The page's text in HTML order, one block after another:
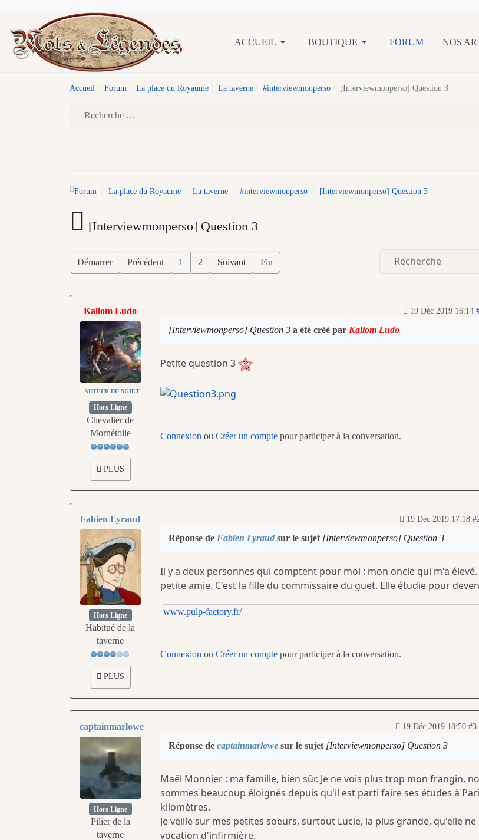
ACCUEIL BOUTIQUE FORUM NOS
Accueil Forum La place du Royaume La taverne #interviewmonperso [Interviewmonperso] Question 3
Forum La place du Royaume La taverne #interviewmonperso [Interviewmonperso] Question 3
[Interviewmonperso] Question 3
Démarrer Précédent 1 2 Suivant Fin
Kaliom Ludo
AUTEUR DU SUJET
Hors Ligne
Chevalier de
Mornétoile
PLUS
19 Déc 2019 16:14
[Interviewmonperso] Question 3a été créé par Kaliom Ludo
Petite question 3
Connexion ou Créer un comptepour participer à la conversation.
Fabien Lyraud
Hors Ligne
Habitué de la
taverne
PLUS
19 Déc 2019 17:18
Réponse de Fabien Lyraudsur le sujet [Interviewmonperso] Question 3
Il y a deux personnes qui comptent pour moi : mon oncle qui m'a élevé.
petite amie. C'est la fille du commissaire du guet. Elle étudie pour
www.pulp-factory.fr/
Connexion ou Créer un comptepour participer à la conversation.
captainmarlowe
Hors Ligne
Pilier de la
taverne
19 Déc 2019 18:50 #3
Réponse de captainmarlowesur le sujet [Interviewmonperso] Question 3
Maël Monnier : ma famille, bien sûr. Je ne vois plus trop mon frangin,
sommes beaucoup éloignés depuis qu'il est parti faire ses études à
kilomètres.
Je veille sur mes petites soeurs, surtout Lucie, la plus grande, qu'elle ne
vocation d'infirmière.